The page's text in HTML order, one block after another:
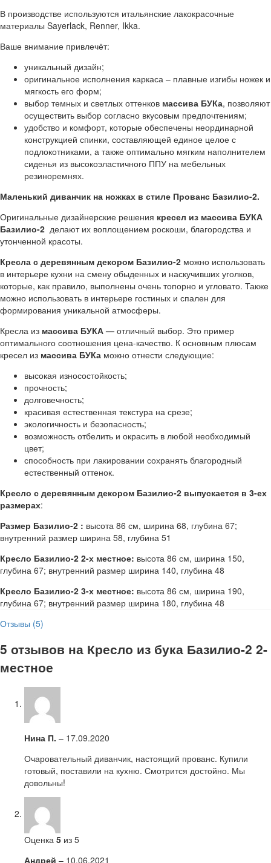
В производстве используются итальянские лакокрасочные
материалы Sayerlack, Renner, Ikka.
Ваше внимание привлечёт:
уникальный дизайн;
оригинальное исполнения каркаса – плавные изгибы ножек и
мягкость его форм;
выбор темных и светлых оттенков массива БУКа, позволяют
осуществить выбор согласно вкусовым предпочтениям;
удобство и комфорт, которые обеспечены неординарной
конструкцией спинки, составляющей единое целое с
подлокотниками, а также оптимально мягким наполнителем
сиденья из высокоэластичного ППУ на мебельных
резиноремнях.
Маленький диванчик на ножках в стиле Прованс Базилио-2.
Оригинальные дизайнерские решения кресел из массива БУКА
Базилио-2 делают их воплощением роскоши, благородства и
утонченной красоты.
Кресла с деревянным декором Базилио-2 можно использовать
в интерьере кухни на смену обыденных и наскучивших уголков,
которые, как правило, выполнены очень топорно и угловато. Также
можно использовать в интерьере гостиных и спален для
формирования уникальной атмосферы.
Кресла из массива БУКА — отличный выбор. Это пример
оптимального соотношения цена-качество. К основным плюсам
кресел из массива БУКа можно отнести следующие:
высокая износостойкость;
прочность;
долговечность;
красивая естественная текстура на срезе;
экологичность и безопасность;
возможность отбелить и окрасить в любой необходимый
цвет;
способность при лакировании сохранять благородный
естественный оттенок.
Кресло с деревянным декором Базилио-2 выпускается в 3-ех
размерах:
Размер Базилио-2 : высота 86 см, ширина 68, глубина 67;
внутренний размер ширина 58, глубина 51
Кресло Базилио-2 2-х местное: высота 86 см, ширина 150,
глубина 67; внутренний размер ширина 140, глубина 48
Кресло Базилио-2 3-х местное: высота 86 см, ширина 190,
глубина 67; внутренний размер ширина 180, глубина 48
Отзывы (5)
5 отзывов на Кресло из бука Базилио-2 2-
местное
Нина П. – 17.09.2020
Очаровательный диванчик, настоящий прованс. Купили
готовый, поставили на кухню. Смотрится достойно. Мы
довольны!
Оценка 5 из 5
Андрей – 10.06.2021